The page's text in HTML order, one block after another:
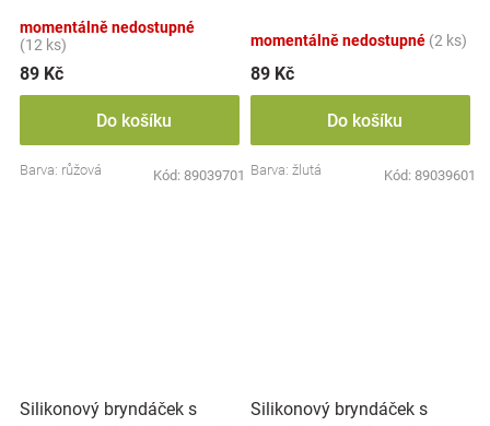
momentálně nedostupné
(12 ks)
89 Kč
Do košíku
Barva: růžová Kód: 89039701
momentálně nedostupné (2 ks)
89 Kč
Do košíku
Barva: žlutá Kód: 89039601
Silikonový bryndáček s
Silikonový bryndáček s